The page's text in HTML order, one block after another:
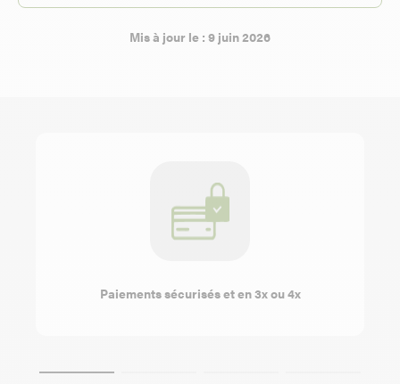
Mis à jour le : 9 juin 2026
Paiements sécurisés et en 3x ou 4x